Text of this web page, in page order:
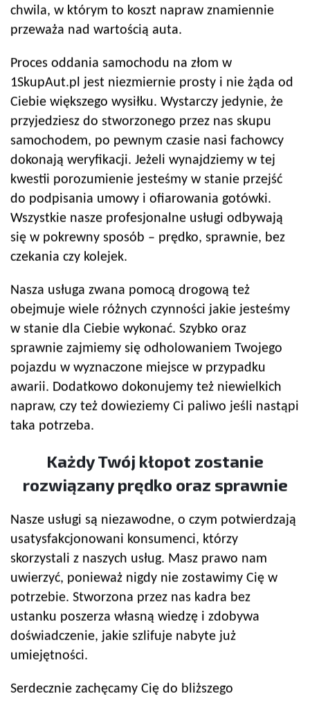
chwila, w którym to koszt napraw znamiennie
przeważa nad wartością auta.
Proces oddania samochodu na złom w
1SkupAut.pl jest niezmiernie prosty i nie żąda od
Ciebie większego wysiłku. Wystarczy jedynie, że
przyjedziesz do stworzonego przez nas skupu
samochodem, po pewnym czasie nasi fachowcy
dokonają weryfikacji. Jeżeli wynajdziemy w tej
kwestii porozumienie jesteśmy w stanie przejść
do podpisania umowy i ofiarowania gotówki.
Wszystkie nasze profesjonalne usługi odbywają
się w pokrewny sposób – prędko, sprawnie, bez
czekania czy kolejek.
Nasza usługa zwana pomocą drogową też
obejmuje wiele różnych czynności jakie jesteśmy
w stanie dla Ciebie wykonać. Szybko oraz
sprawnie zajmiemy się odholowaniem Twojego
pojazdu w wyznaczone miejsce w przypadku
awarii. Dodatkowo dokonujemy też niewielkich
napraw, czy też dowieziemy Ci paliwo jeśli nastąpi
taka potrzeba.
Każdy Twój kłopot zostanie
rozwiązany prędko oraz sprawnie
Nasze usługi są niezawodne, o czym potwierdzają
usatysfakcjonowani konsumenci, którzy
skorzystali z naszych usług. Masz prawo nam
uwierzyć, ponieważ nigdy nie zostawimy Cię w
potrzebie. Stworzona przez nas kadra bez
ustanku poszerza własną wiedzę i zdobywa
doświadczenie, jakie szlifuje nabyte już
umiejętności.
Serdecznie zachęcamy Cię do bliższego